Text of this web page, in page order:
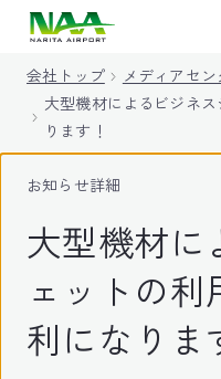
会社トップ メディアセ
大型機材によるビジネ
ります！
お知らせ詳細
大型機材に
ェットの
利になりま